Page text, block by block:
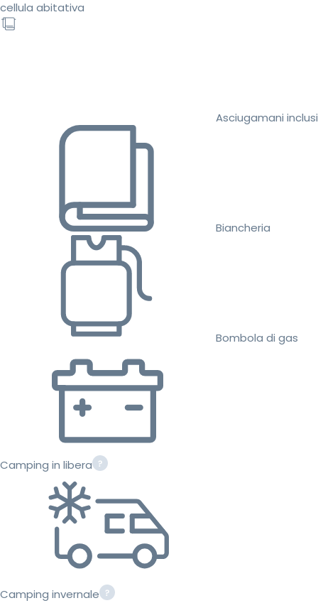
cellula abitativa
Asciugamani inclusi
Biancheria
Bombola di gas
Camping in libera
Camping invernale